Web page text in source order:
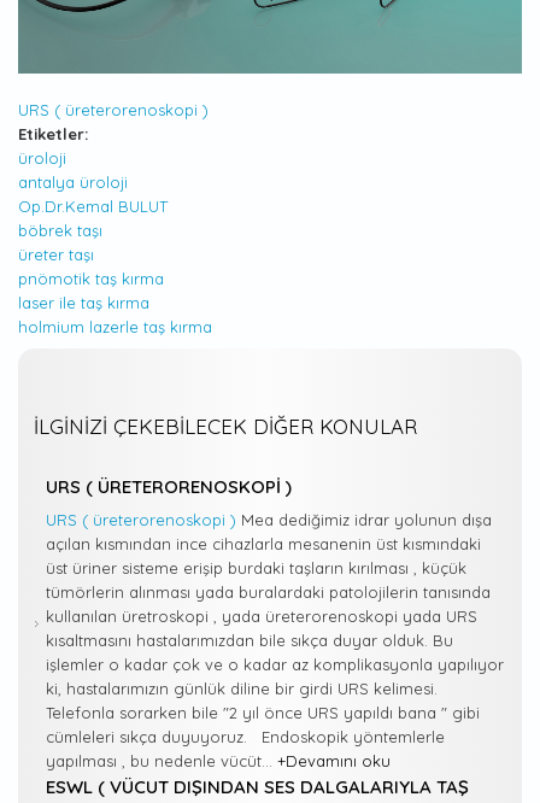
URS ( üreterorenoskopi )
Etiketler:
üroloji
antalya üroloji
Op.Dr.Kemal BULUT
böbrek taşı
üreter taşı
pnömotik taş kırma
laser ile taş kırma
holmium lazerle taş kırma
İLGINIZI ÇEKEBILECEK DIĞER KONULAR
URS ( ÜRETERORENOSKOPI )
URS ( üreterorenoskopi ) Mea dediğimiz idrar yolunun dışa
açılan kısmından ince cihazlarla mesanenin üst kısmındaki
üst üriner sisteme erişip burdaki taşların kırılması , küçük
tümörlerin alınması yada buralardaki patolojilerin tanısında
kullanılan üretroskopi , yada üreterorenoskopi yada URS
kısaltmasını hastalarımızdan bile sıkça duyar olduk. Bu
işlemler o kadar çok ve o kadar az komplikasyonla yapılıyor
ki, hastalarımızın günlük diline bir girdi URS kelimesi.
Telefonla sorarken bile "2 yıl önce URS yapıldı bana " gibi
cümleleri sıkça duyuyoruz. Endoskopik yöntemlerle
yapılması , bu nedenle vücüt... +Devamını oku
ESWL ( VÜCUT DIŞINDAN SES DALGALARIYLA TAŞ